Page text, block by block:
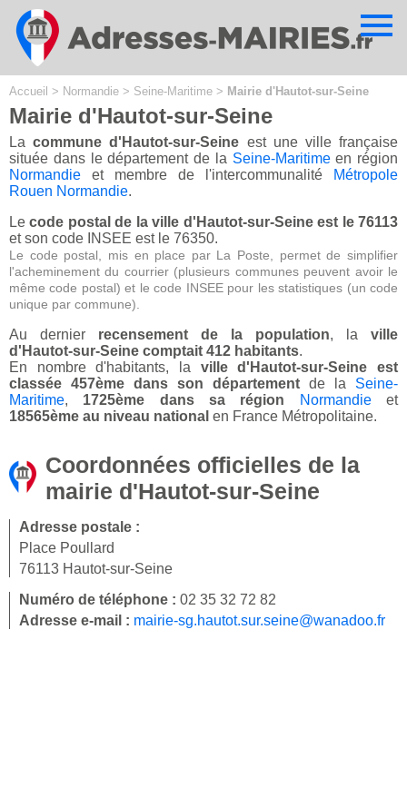
Accueil > Normandie > Seine-Maritime > Mairie d'Hautot-sur-Seine
Mairie d'Hautot-sur-Seine
Lacommune d'Hautot-sur-Seine est une ville française
située dans le département de la Seine-Maritimeen région
Normandie et membre de l'intercommunalité
Métropole
Rouen Normandie.
Lecode postal de la ville d'Hautot-sur-Seine est le 76113
et son code INSEE est le 76350.
Le code postal, mis en place par La Poste, permet de simplifier
l'acheminement du courrier (plusieurs communes peuvent avoir le
même code postal) et le code INSEE pour les statistiques (un code
unique par commune).
Au dernier recensement de la population, la ville
d'Hautot-sur-Seine comptait 412 habitants.
En nombre d'habitants, la ville d'Hautot-sur-Seine est
classée 457ème dans son département de la Seine-
Maritime, 1725ème dans sa région Normandieet
18565ème au niveau national en France Métropolitaine.
Coordonnées officielles de la
mairie d'Hautot-sur-Seine
Adresse postale :
Place Poullard
76113 Hautot-sur-Seine
Numéro de téléphone : 02 35 32 72 82
Adresse e-mail : mairie-sg.hautot.sur.seine@wanadoo.fr
Cookies management panel